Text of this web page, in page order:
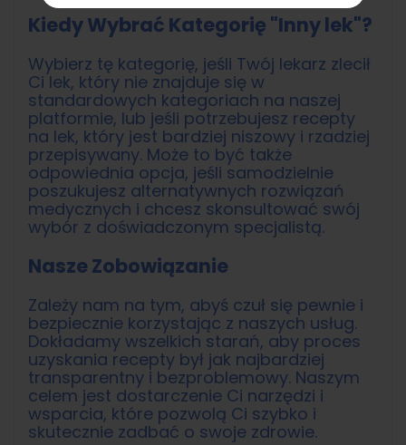
Kiedy Wybrać Kategorię "Inny lek"?
Wybierz tę kategorię, jeśli Twój lekarz zlecił
Ci lek, który nie znajduje się w
standardowych kategoriach na naszej
platformie, lub jeśli potrzebujesz recepty
na lek, który jest bardziej niszowy i rzadziej
przepisywany. Może to być także
odpowiednia opcja, jeśli samodzielnie
poszukujesz alternatywnych rozwiązań
medycznych i chcesz skonsultować swój
wybór z doświadczonym specjalistą.
Nasze Zobowiązanie
Zależy nam na tym, abyś czuł się pewnie i
bezpiecznie korzystając z naszych usług.
Dokładamy wszelkich starań, aby proces
uzyskania recepty był jak najbardziej
transparentny i bezproblemowy. Naszym
celem jest dostarczenie Ci narzędzi i
wsparcia, które pozwolą Ci szybko i
skutecznie zadbać o swoje zdrowie.